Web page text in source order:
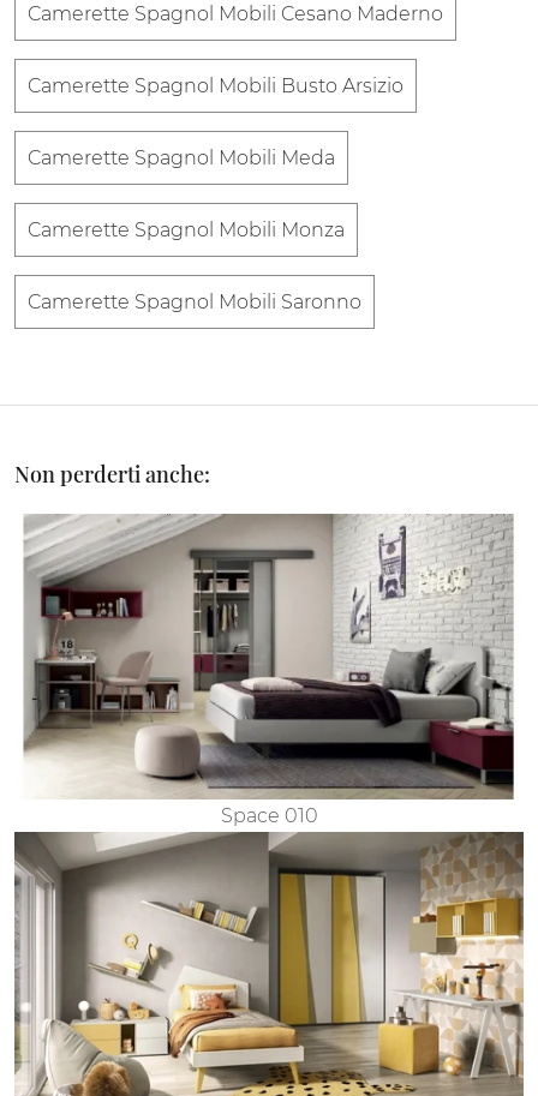
Camerette Spagnol Mobili Cesano Maderno
Camerette Spagnol Mobili Busto Arsizio
Camerette Spagnol Mobili Meda
Camerette Spagnol Mobili Monza
Camerette Spagnol Mobili Saronno
Non perderti anche:
Space 010